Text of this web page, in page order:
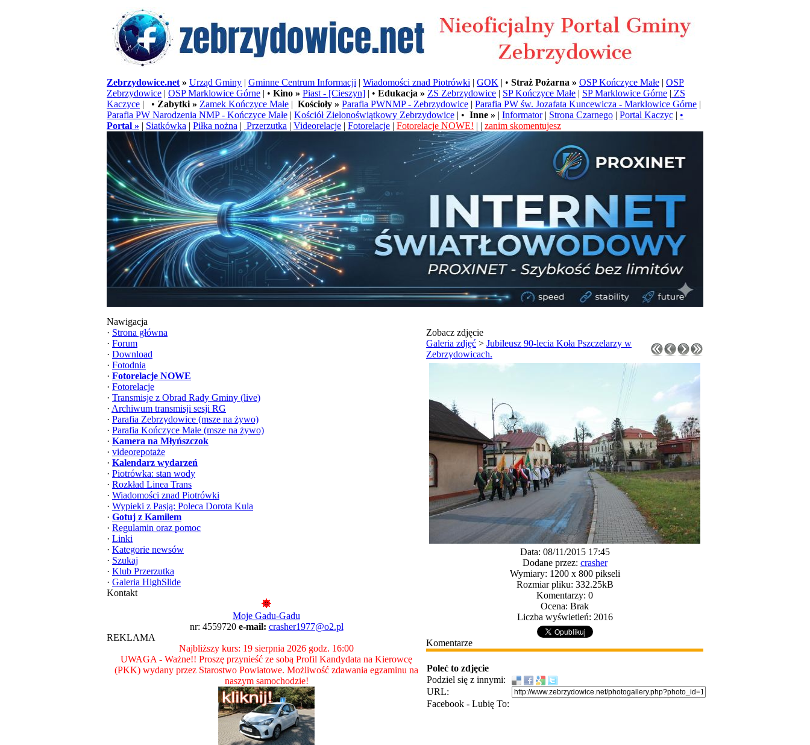
Zebrzydowice.net » Urząd Gminy | Gminne Centrum Informacji | Wiadomości znad Piotrówki | GOK | • Straż Pożarna » OSP Kończyce Małe | OSP
Zebrzydowice | OSP Marklowice Górne | • Kino » Piast - [Cieszyn] | • Edukacja » ZS Zebrzydowice | SP Kończyce Małe | SP Marklowice Górne | ZS
Kaczyce | • Zabytki » Zamek Kończyce Małe | Kościoły » Parafia PWNMP - Zebrzydowice | Parafia PW św. Jozafata Kuncewicza - Marklowice Górne |
Parafia PW Narodzenia NMP - Kończyce Małe | Kościół Zielonoświątkowy Zebrzydowice | • Inne » | Informator| Strona Czarnego | Portal Kaczyc | •
Portal » | Siatkówka | Piłka nożna | Przerzutka | Videorelacje | Fotorelacje | Fotorelacje NOWE! | | zanim skomentujesz
Nawigacja
· Strona główna
· Forum
· Download
· Fotodnia
· Fotorelacje NOWE
· Fotorelacje
· Transmisje z Obrad Rady Gminy (live)
· Archiwum transmisji sesji RG
· Parafia Zebrzydowice (msze na żywo)
· Parafia Kończyce Małe (msze na żywo)
· Kamera na Młyńszczok
· videorepotaże
· Kalendarz wydarzeń
· Piotrówka: stan wody
· Rozkład Linea Trans
· Wiadomości znad Piotrówki
· Wypieki z Pasją: Poleca Dorota Kula
· Gotuj z Kamilem
· Regulamin oraz pomoc
· Linki
· Kategorie newsów
· Szukaj
· Klub Przerzutka
· Galeria HighSlide
Kontakt
Moje Gadu-Gadu
nr: 4559720 e-mail: crasher1977@o2.pl
REKLAMA
Najbliższy kurs: 19 sierpnia 2026 godz. 16:00
UWAGA - Ważne!! Proszę przynieść ze sobą Profil Kandydata na Kierowcę
(PKK) wydany przez Starostwo Powiatowe. Możliwość zdawania egzaminu na
naszym samochodzie!
Zobacz zdjęcie
Galeria zdjęć > Jubileusz 90-lecia Koła Pszczelarzy w
Zebrzydowicach.
Data: 08/11/2015 17:45
Dodane przez: crasher
Wymiary: 1200 x 800 pikseli
Rozmiar pliku: 332.25kB
Komentarzy: 0
Ocena: Brak
Liczba wyświetleń: 2016
Komentarze
Poleć to zdjęcie
Podziel się z innymi:
URL:
Facebook - Lubię To: